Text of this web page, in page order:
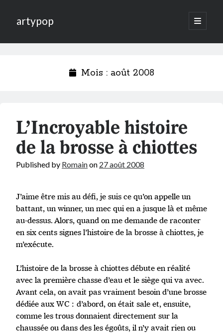
artypop
open
primary
Mois : août 2008
L’Incroyable histoire
de la brosse à chiottes
Published by Romainon 27 août 2008
J’aime être mis au défi, je suis ce qu’on appelle un
battant, un winner, un mec qui en a jusque là et même
au-dessus. Alors, quand on me demande de raconter
en six cents signes l’histoire de la brosse à chiottes, je
m’exécute.
L’histoire de la brosse à chiottes débute en réalité
avec la première chasse d’eau et le siège qui va avec.
Avant cela, on avait pas vraiment besoin d’une brosse
dédiée aux WC : d’abord, on était sale et, ensuite,
comme les trous donnaient directement sur la
chaussée ou dans des les égoûts, il n’y avait rien ou